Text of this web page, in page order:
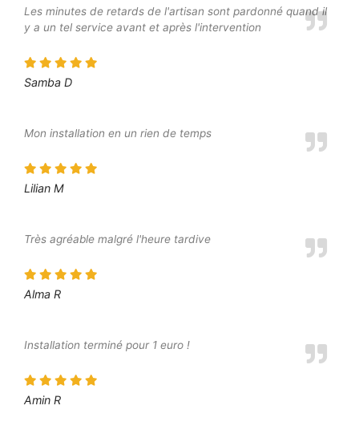
Les minutes de retards de l'artisan sont pardonné quand il
y a un tel service avant et après l'intervention
Samba D
Mon installation en un rien de temps
Lilian M
Très agréable malgré l'heure tardive
Alma R
Installation terminé pour 1 euro !
Amin R